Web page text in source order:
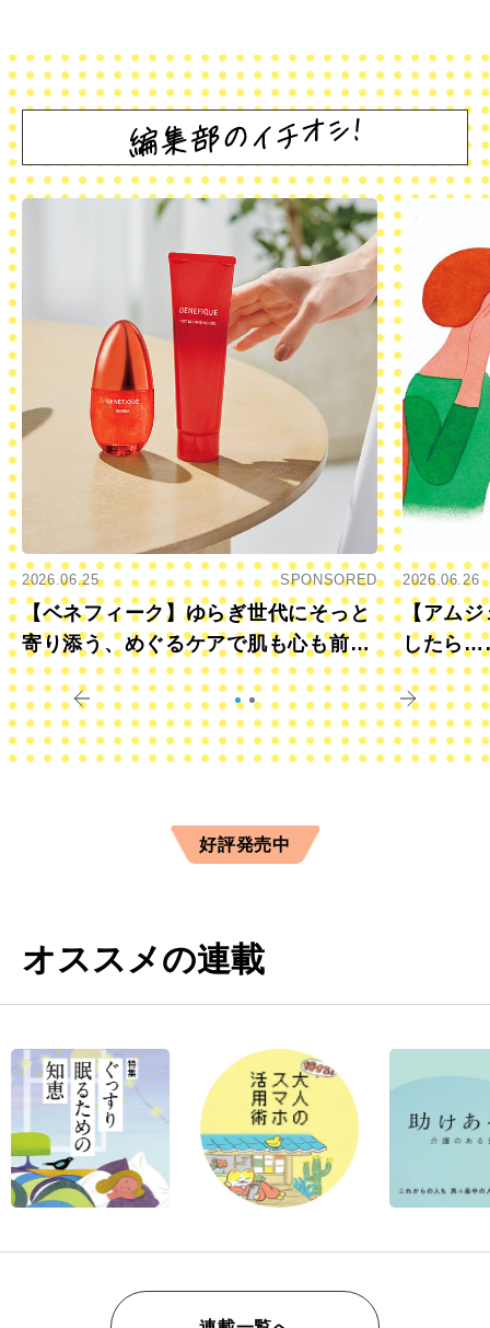
2026.06.25 SPONSORED
【ベネフィーク】ゆらぎ世代にそっと
寄り添う、めぐるケアで肌も心も前向
きに
2026.06.26
【アムジ
したら
すか？
好評発売中
オススメの連載